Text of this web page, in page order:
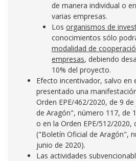
de manera individual o
varias empresas.
Los organismos de
conocimientos sólo
modalidad de
empresas, debiendo
10% del proyecto.
Efecto incentivador, salvo en
presentado una
Orden EPE/462/2020, de 9
de Aragón", número 117, de
o en la Orden EPE/512/2020,
("Boletín Oficial de Aragón",
junio de 2020).
Las actividades